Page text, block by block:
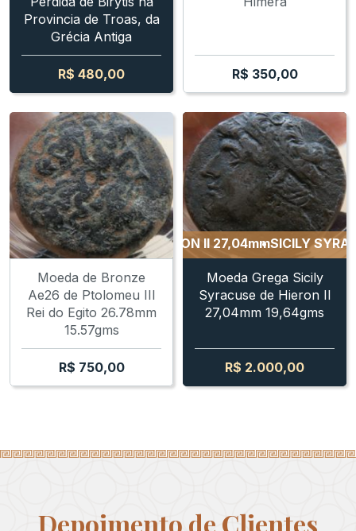
Provincia de Troas, da
Grécia Antiga
R$ 480,00 R$ 350,00
Moeda de Bronze
Ae26 de Ptolomeu III
Rei do Egito 26.78mm
15.57gms
R$ 750,00
SYRACUSE - HIERON II 27,04mmSICILY
Moeda Grega Sicily
Syracuse de Hieron II
27,04mm 19,64gms
R$ 2.000,00
Depoimento de Clientes